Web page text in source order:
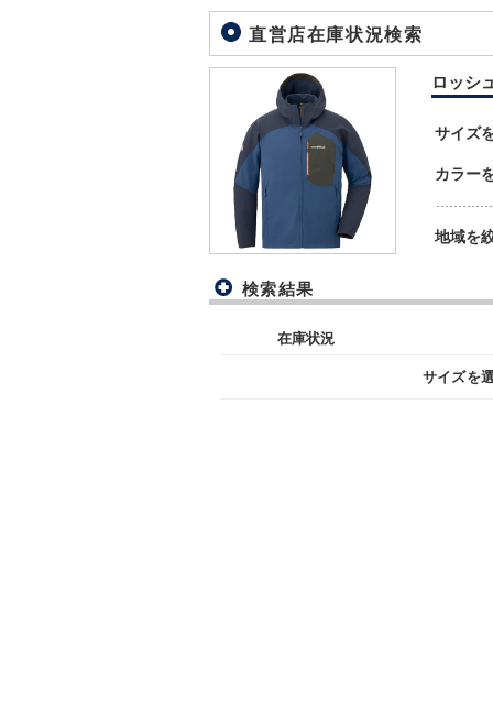
直営店在庫状況検索
ロッシ
サイズ
カラー
地域を
検索結果
在庫状況
サイズを